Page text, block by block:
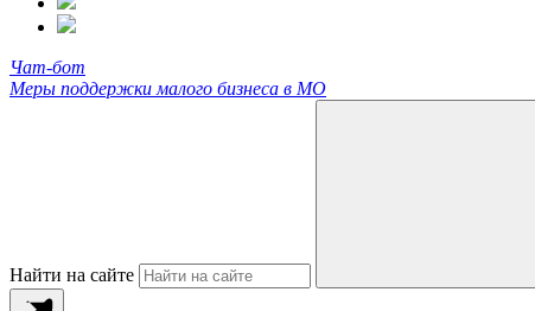
Чат-бот
Меры поддержки малого бизнеса в МО
Найти на сайте